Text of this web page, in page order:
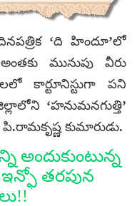
దినపత్రిక ‘ది హిందూ’లో
మునుపు వీరు
కార్టూనిస్టుగా పని
‘హనుమనగుత్తి’
కుమారుడు.
అందుకుంటున్న
తరపున